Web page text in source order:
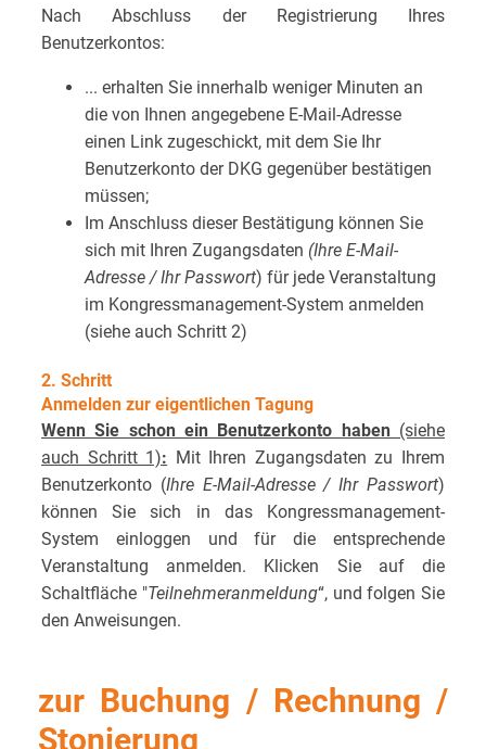
Nach Abschluss der Registrierung Ihres
Benutzerkontos:
... erhalten Sie innerhalb weniger Minuten an
die von Ihnen angegebene E-Mail-Adresse
einen Link zugeschickt, mit dem Sie Ihr
Benutzerkonto der DKG gegenüber bestätigen
müssen;
Im Anschluss dieser Bestätigung können Sie
sich mit Ihren Zugangsdaten (Ihre E-Mail-
Adresse / Ihr Passwort) für jede Veranstaltung
im Kongressmanagement-System anmelden
(siehe auch Schritt 2)
2. Schritt
Anmelden zur eigentlichen Tagung
Wenn Sie schon ein Benutzerkonto haben (siehe
auch Schritt 1): Mit Ihren Zugangsdaten zu Ihrem
Benutzerkonto (Ihre E-Mail-Adresse / Ihr Passwort)
können Sie sich in das Kongressmanagement-
System einloggen und für die entsprechende
Veranstaltung anmelden. Klicken Sie auf die
Schaltfläche "Teilnehmeranmeldung“, und folgen Sie
den Anweisungen.
zur Buchung / Rechnung /
Stonierung